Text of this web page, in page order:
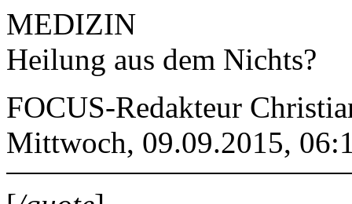
MEDIZIN
Heilung aus dem Nichts?
FOCUS-Redakteur
Mittwoch, 09.09.2015,